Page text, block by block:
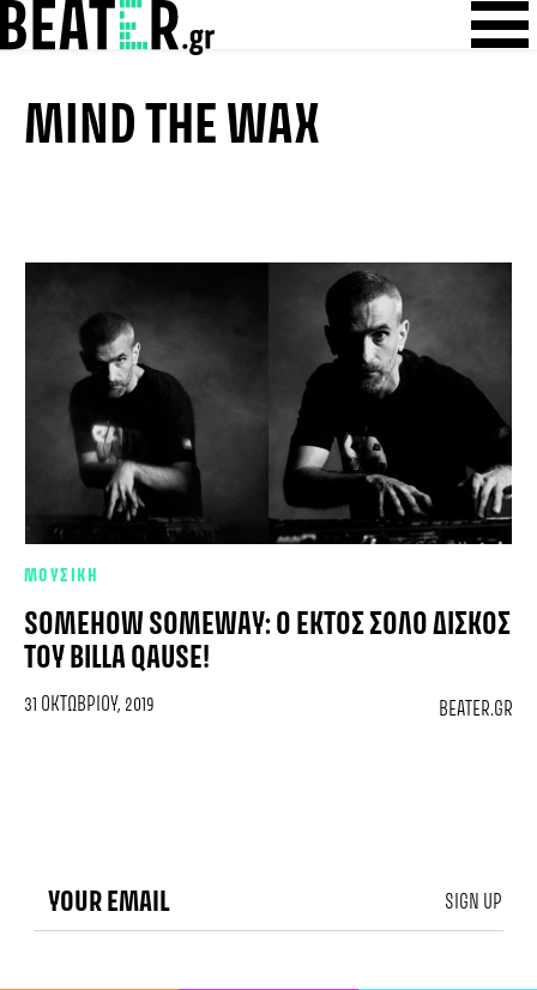
Skip to content
Skip
to
MIND THE WAX
ΜΟΥΣΙΚΗ
SOMEHOW SOMEWAY: O ΈΚΤΟΣ ΣΌΛΟ ΔΊΣΚΟΣ
ΤΟΥ BILLA QAUSE!
31 ΟΚΤΩΒΡΊΟΥ, 2019 BEATER.GR
SIGN UP